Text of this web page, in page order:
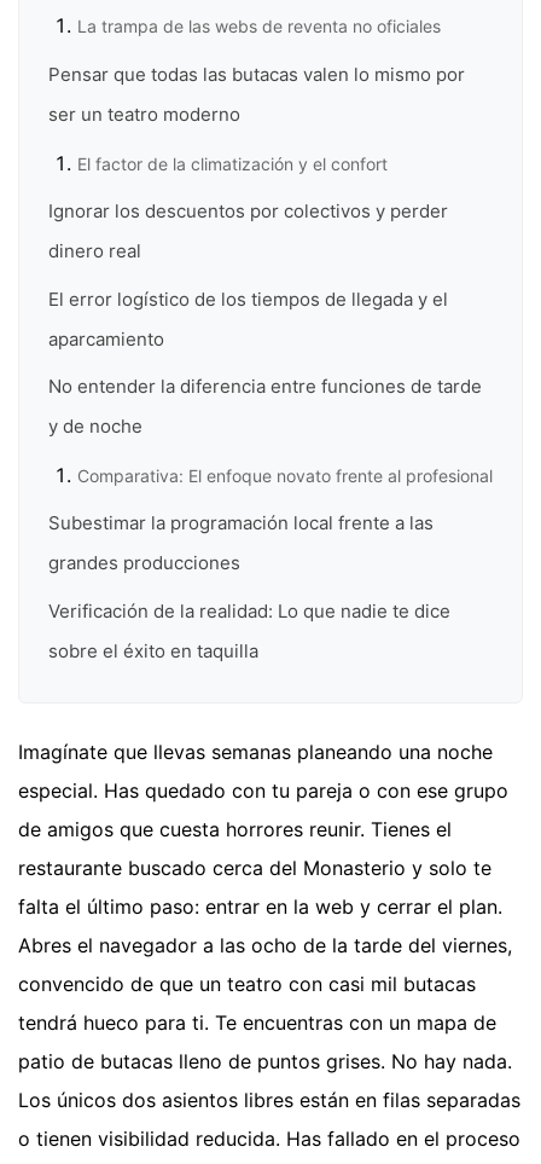
La trampa de las webs de reventa no oficiales
Pensar que todas las butacas valen lo mismo por
ser un teatro moderno
El factor de la climatización y el confort
Ignorar los descuentos por colectivos y perder
dinero real
El error logístico de los tiempos de llegada y el
aparcamiento
No entender la diferencia entre funciones de tarde
y de noche
Comparativa: El enfoque novato frente al profesional
Subestimar la programación local frente a las
grandes producciones
Verificación de la realidad: Lo que nadie te dice
sobre el éxito en taquilla
Imagínate que llevas semanas planeando una noche
especial. Has quedado con tu pareja o con ese grupo
de amigos que cuesta horrores reunir. Tienes el
restaurante buscado cerca del Monasterio y solo te
falta el último paso: entrar en la web y cerrar el plan.
Abres el navegador a las ocho de la tarde del viernes,
convencido de que un teatro con casi mil butacas
tendrá hueco para ti. Te encuentras con un mapa de
patio de butacas lleno de puntos grises. No hay nada.
Los únicos dos asientos libres están en filas separadas
o tienen visibilidad reducida. Has fallado en el proceso